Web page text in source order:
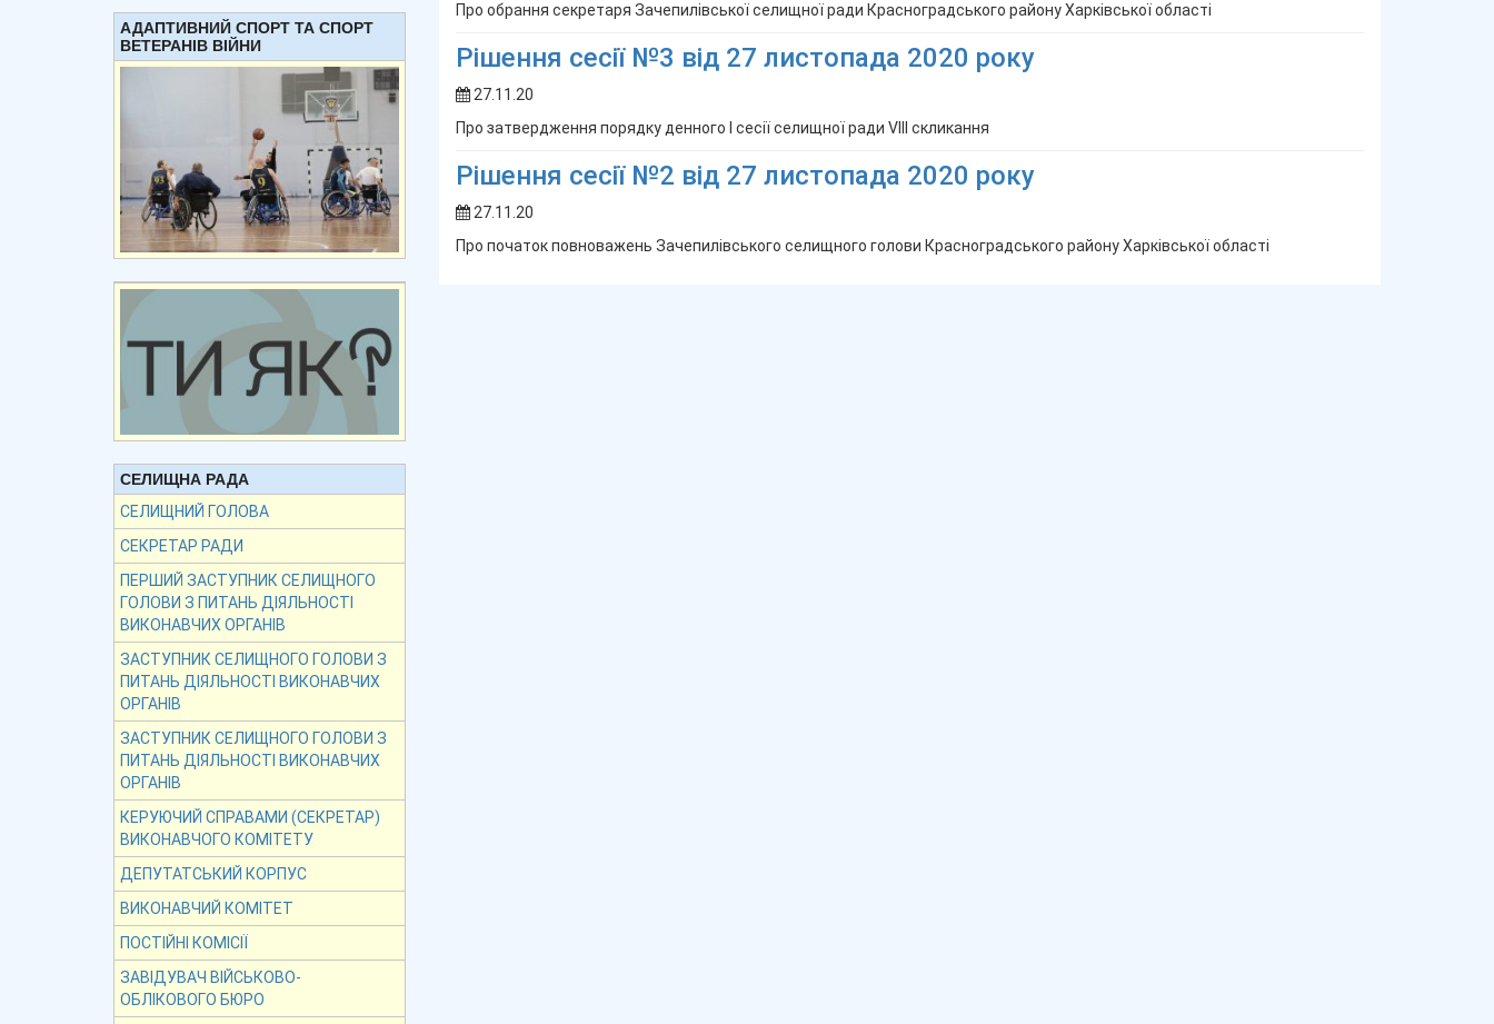
АДАПТИВНИЙ СПОРТ ТА СПОРТ
ВЕТЕРАНІВ ВІЙНИ
СЕЛИЩНА РАДА
СЕЛИЩНИЙ ГОЛОВА
СЕКРЕТАР РАДИ
ПЕРШИЙ ЗАСТУПНИК СЕЛИЩНОГО
ГОЛОВИ З ПИТАНЬ ДІЯЛЬНОСТІ
ВИКОНАВЧИХ ОРГАНІВ
ЗАСТУПНИК СЕЛИЩНОГО ГОЛОВИ З
ПИТАНЬ ДІЯЛЬНОСТІ ВИКОНАВЧИХ
ОРГАНІВ
ЗАСТУПНИК СЕЛИЩНОГО ГОЛОВИ З
ПИТАНЬ ДІЯЛЬНОСТІ ВИКОНАВЧИХ
ОРГАНІВ
КЕРУЮЧИЙ СПРАВАМИ (СЕКРЕТАР)
ВИКОНАВЧОГО КОМІТЕТУ
ДЕПУТАТСЬКИЙ КОРПУС
ВИКОНАВЧИЙ КОМІТЕТ
ПОСТІЙНІ КОМІСІЇ
ЗАВІДУВАЧ ВІЙСЬКОВО-
ОБЛІКОВОГО БЮРО
Про обрання секретаря Зачепилівської селищної ради Красноградського району Харківської області
Рішення сесії №3 від 27 листопада 2020 року
27.11.20
Про затвердження порядку денного І сесії селищної ради VІІІ скликання
Рішення сесії №2 від 27 листопада 2020 року
27.11.20
Про початок повноважень Зачепилівського селищного голови Красноградського району Харківської області